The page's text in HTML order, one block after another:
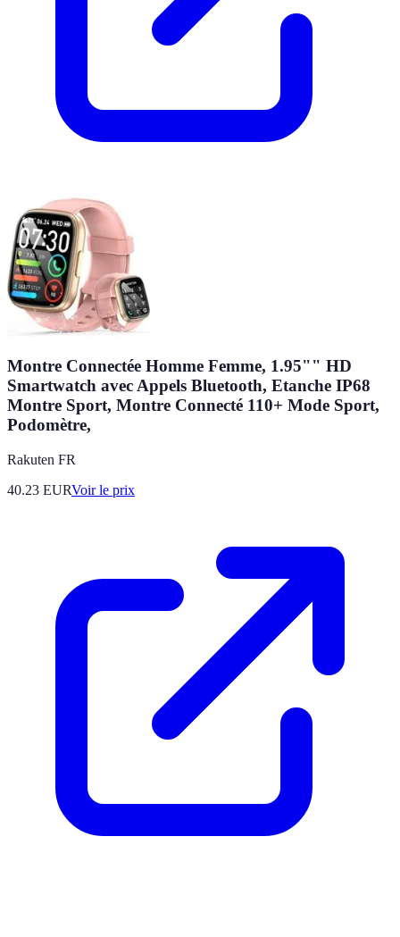
Montre Connectée Homme Femme, 1.95"" HD
Smartwatch avec Appels Bluetooth, Etanche IP68
Montre Sport, Montre Connecté 110+ Mode Sport,
Podomètre,
Rakuten FR
40.23 EURVoir le prix